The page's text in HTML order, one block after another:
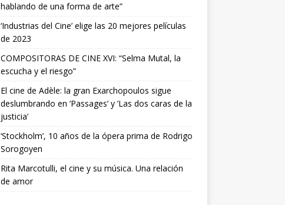
hablando de una forma de arte”
‘Industrias del Cine’ elige las 20 mejores películas
de 2023
COMPOSITORAS DE CINE XVI: “Selma Mutal, la
escucha y el riesgo”
El cine de Adèle: la gran Exarchopoulos sigue
deslumbrando en ’Passages’ y ’Las dos caras de la
justicia’
‘Stockholm’, 10 años de la ópera prima de Rodrigo
Sorogoyen
Rita Marcotulli, el cine y su música. Una relación
de amor